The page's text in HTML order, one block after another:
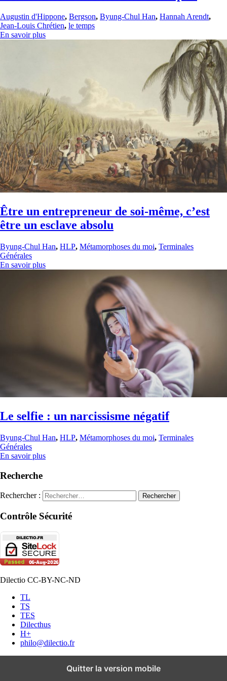
Augustin d'Hippone, Bergson, Byung-Chul Han, Hannah Arendt,
Jean-Louis Chrétien, le temps
En savoir plus
Être un entrepreneur de soi-même, c’est
être un esclave absolu
Byung-Chul Han, HLP, Métamorphoses du moi, Terminales
Générales
En savoir plus
Le selfie : un narcissisme négatif
Byung-Chul Han, HLP, Métamorphoses du moi, Terminales
Générales
En savoir plus
Recherche
Rechercher :
Contrôle Sécurité
Dilectio CC-BY-NC-ND
TL
TS
TES
Dilecthus
H+
philo@dilectio.fr
Quitter la version mobile